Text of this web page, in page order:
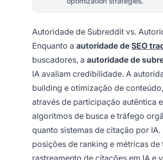
Autoridade de Subreddit vs.
Enquanto a autoridade de SEO
buscadores, a autoridade de
IA avaliam credibilidade. A
building e otimização de
através de participação autêntica
algoritmos de busca e tráfego
quanto sistemas de citação por
posições de ranking e métricas
rastreamento de citações em IA e